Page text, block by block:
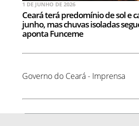
1 DE JUNHO DE 2026
Ceará terá predomínio de sol e
junho, mas chuvas isoladas
aponta Funceme
Governo do Ceará - Imprensa